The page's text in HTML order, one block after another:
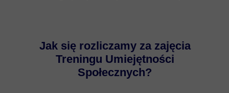
Jak się rozliczamy za zajęcia
Treningu Umiejętności
Społecznych?